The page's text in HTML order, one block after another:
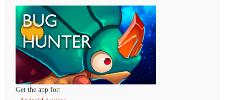
Get the app for: